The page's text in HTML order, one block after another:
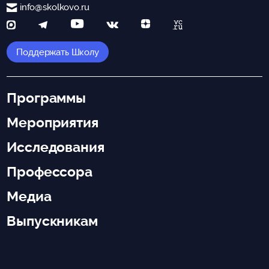
info@skolkovo.ru
Поддержать Школу
Программы
Мероприятия
Исследования
Профессора
Медиа
Выпускникам